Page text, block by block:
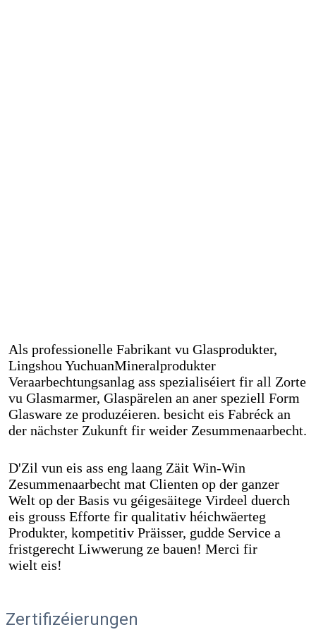
Als professionelle Fabrikant vu Glasprodukter,
Lingshou YuchuanMineralprodukter
Veraarbechtungsanlag ass spezialiséiert fir all Zorte
vu Glasmarmer, Glaspärelen an aner speziell Form
Glasware ze produzéieren. besicht eis Fabréck an
der nächster Zukunft fir weider Zesummenaarbecht.
D'Zil vun eis ass eng laang Zäit Win-Win
Zesummenaarbecht mat Clienten op der ganzer
Welt op der Basis vu géigesäitege Virdeel duerch
eis grouss Efforte fir qualitativ héichwäerteg
Produkter, kompetitiv Präisser, gudde Service a
fristgerecht Liwwerung ze bauen! Merci fir
wielt eis!
Zertifizéierungen